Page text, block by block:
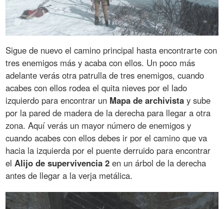
Sigue de nuevo el camino principal hasta encontrarte con
tres enemigos más y acaba con ellos. Un poco más
adelante verás otra patrulla de tres enemigos, cuando
acabes con ellos rodea el quita nieves por el lado
izquierdo para encontrar un Mapa de archivista y sube
por la pared de madera de la derecha para llegar a otra
zona. Aquí verás un mayor número de enemigos y
cuando acabes con ellos debes ir por el camino que va
hacia la izquierda por el puente derruido para encontrar
elAlijo de supervivencia 2 en un árbol de la derecha
antes de llegar a la verja metálica.